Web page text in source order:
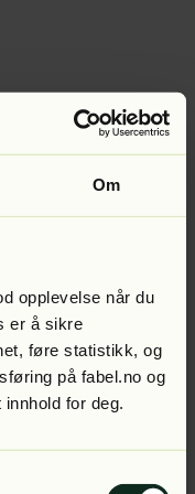
Om
opplevelse når du
er å sikre
føre statistikk, og
på fabel.no og
for deg.